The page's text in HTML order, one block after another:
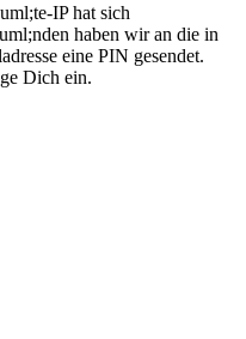
IP hat sich
haben wir an die in
eine PIN gesendet.
Dich ein.